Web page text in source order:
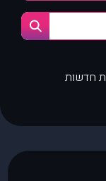
חדשות